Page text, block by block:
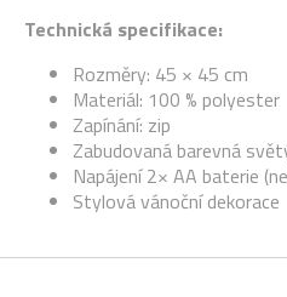
Technická specifikace:
Rozměry: 45 × 45 cm
Materiál: 100 % polyester
Zapínání: zip
Zabudovaná barevná
Napájení 2× AA baterie
Stylová vánoční dekorace